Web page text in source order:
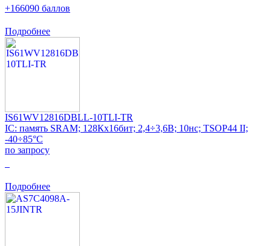
+166090 баллов
Подробнее
IS61WV12816DBLL-10TLI-TR
IC: память SRAM; 128Кx16бит; 2,4÷3,6В; 10нс; TSOP44 II;
-40÷85°C
по запросу
Подробнее